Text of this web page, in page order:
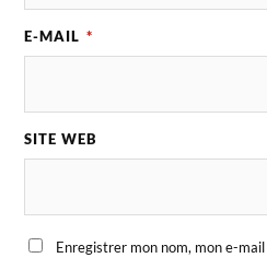
E-MAIL *
SITE WEB
Enregistrer mon nom, mon e-